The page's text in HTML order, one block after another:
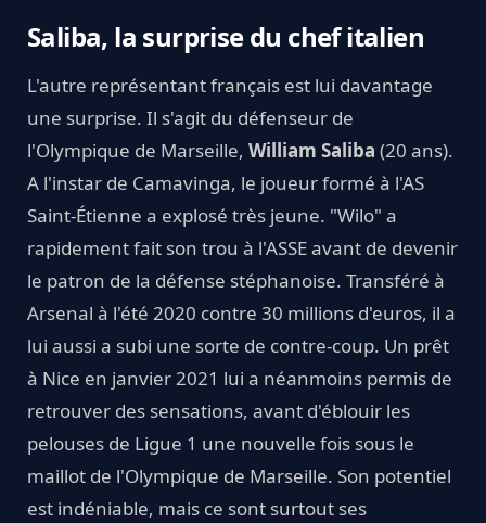
Saliba, la surprise du chef italien
L'autre représentant français est lui davantage
une surprise. Il s'agit du défenseur de
l'Olympique de Marseille, William Saliba (20 ans).
A l'instar de Camavinga, le joueur formé à l'AS
Saint-Étienne a explosé très jeune. "Wilo" a
rapidement fait son trou à l'ASSE avant de devenir
le patron de la défense stéphanoise. Transféré à
Arsenal à l'été 2020 contre 30 millions d'euros, il a
lui aussi a subi une sorte de contre-coup. Un prêt
à Nice en janvier 2021 lui a néanmoins permis de
retrouver des sensations, avant d'éblouir les
pelouses de Ligue 1 une nouvelle fois sous le
maillot de l'Olympique de Marseille. Son potentiel
est indéniable, mais ce sont surtout ses